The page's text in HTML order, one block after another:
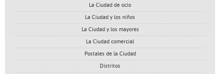
La Ciudad de ocio
La Ciudad y los niños
La Ciudad y los mayores
La Ciudad comercial
Postales de la Ciudad
Distritos